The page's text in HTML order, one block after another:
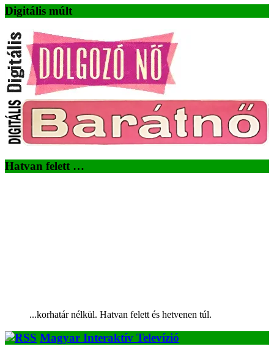
Digitális múlt
Hatvan felett …
...korhatár nélkül. Hatvan felett és hetvenen túl.
Magyar Interaktív Televízió